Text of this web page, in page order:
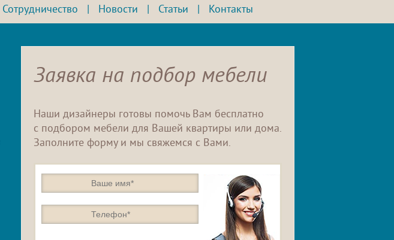
Сотрудничество Новости Статьи Контакты
Заявка на подбор мебели
Наши дизайнеры готовы помочь Вам бесплатно
с подбором мебели для Вашей квартиры или дома.
Заполните форму и мы свяжемся с Вами.